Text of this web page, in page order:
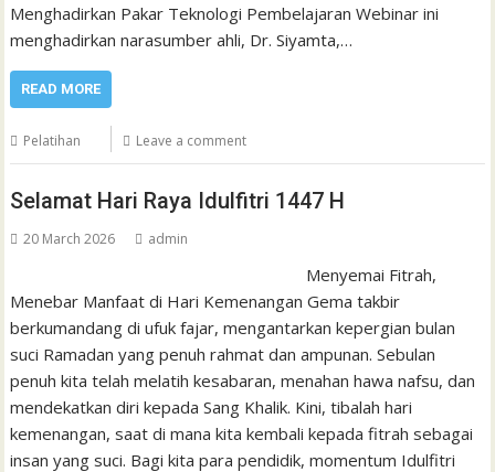
Menghadirkan Pakar Teknologi Pembelajaran Webinar ini
menghadirkan narasumber ahli, Dr. Siyamta,…
READ MORE
Pelatihan Leave a comment
Selamat Hari Raya Idulfitri 1447 H
20 March 2026 admin
Menyemai Fitrah,
Menebar Manfaat di Hari Kemenangan Gema takbir
berkumandang di ufuk fajar, mengantarkan kepergian bulan
suci Ramadan yang penuh rahmat dan ampunan. Sebulan
penuh kita telah melatih kesabaran, menahan hawa nafsu, dan
mendekatkan diri kepada Sang Khalik. Kini, tibalah hari
kemenangan, saat di mana kita kembali kepada fitrah sebagai
insan yang suci. Bagi kita para pendidik, momentum Idulfitri